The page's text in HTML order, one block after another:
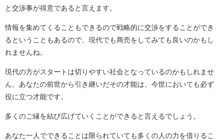
と交渉事が得意であると言えます。
情報を集めてくることもできるので戦略的に交渉をすることができ
るということもあるので、現代でも商売をしてみても良いのかもし
れませんね。
現代の方がスタートは切りやすい社会となっているのかもしれませ
ん。あなたの前世から引き継いだその才能は、今世においても必ず
役に立つ才能です。
多くのご縁を結び広げていくことができると言えるでしょう。
あなた一人でできることは限られていても多くの人の力を借りるこ